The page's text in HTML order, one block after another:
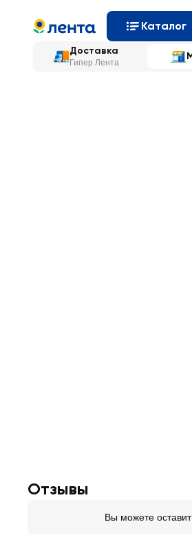
Каталог
Доставка
Гипер Лента
Отзывы
Вы можете